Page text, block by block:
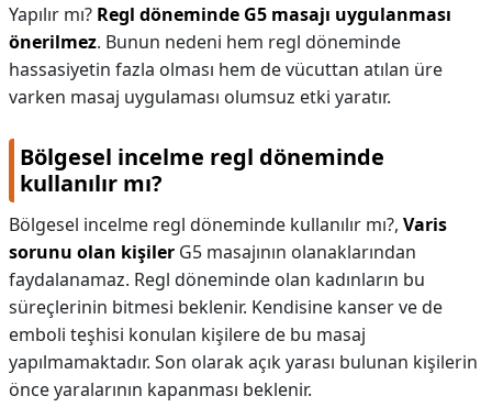
Yapılır mı? Regl döneminde G5 masajı uygulanması
önerilmez. Bunun nedeni hem regl döneminde
hassasiyetin fazla olması hem de vücuttan atılan üre
varken masaj uygulaması olumsuz etki yaratır.
Bölgesel incelme regl döneminde
kullanılır mı?
Bölgesel incelme regl döneminde kullanılır mı?, Varis
sorunu olan kişiler G5 masajının olanaklarından
faydalanamaz. Regl döneminde olan kadınların bu
süreçlerinin bitmesi beklenir. Kendisine kanser ve de
emboli teşhisi konulan kişilere de bu masaj
yapılmamaktadır. Son olarak açık yarası bulunan kişilerin
önce yaralarının kapanması beklenir.